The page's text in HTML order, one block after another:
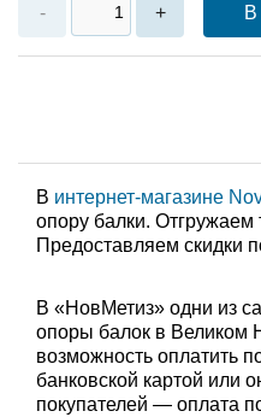
- + В
В интернет-магазине
опору балки. Отгружаем
Предоставляем скидки
В «НовМетиз» одни из
опоры балок в Великом
возможность оплатить
банковской картой или
покупателей — оплата